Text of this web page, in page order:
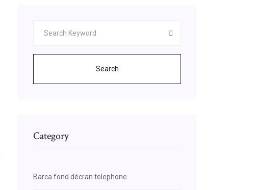
Search
Category
Barca fond décran telephone